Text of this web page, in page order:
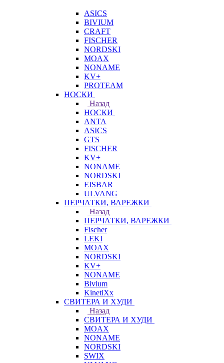
ASICS
BIVIUM
CRAFT
FISCHER
NORDSKI
MOAX
NONAME
KV+
PROTEAM
НОСКИ
Назад
НОСКИ
ANTA
ASICS
GTS
FISCHER
KV+
NONAME
NORDSKI
EISBAR
ULVANG
ПЕРЧАТКИ, ВАРЕЖКИ
Назад
ПЕРЧАТКИ, ВАРЕЖКИ
Fischer
LEKI
MOAX
NORDSKI
KV+
NONAME
Bivium
KinetiXx
СВИТЕРА И ХУДИ
Назад
СВИТЕРА И ХУДИ
MOAX
NONAME
NORDSKI
SWIX